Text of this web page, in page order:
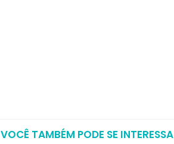
VOCÊ TAMBÉM PODE SE